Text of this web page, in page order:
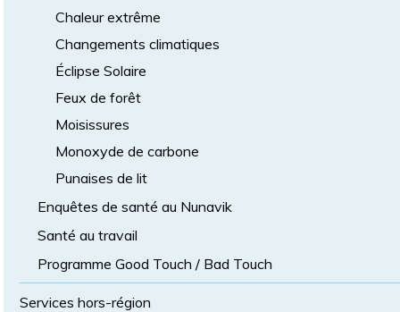
Chaleur extrême
Changements climatiques
Éclipse Solaire
Feux de forêt
Moisissures
Monoxyde de carbone
Punaises de lit
Enquêtes de santé au Nunavik
Santé au travail
Programme Good Touch / Bad Touch
Services hors-région